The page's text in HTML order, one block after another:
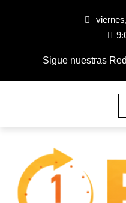
Sigue nuestras